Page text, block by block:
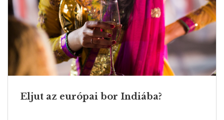
Eljut az európai bor Indiába?